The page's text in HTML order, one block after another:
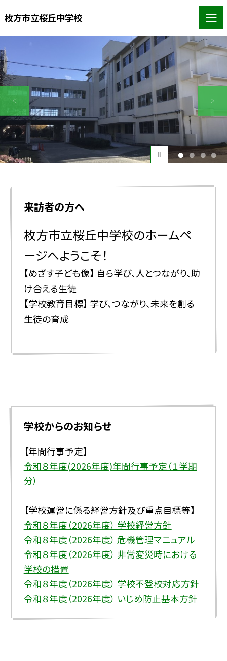
枚方市立桜丘中学校
1 2 3 4
来訪者の方へ
枚方市立桜丘中学校のホームペ
ージへようこそ！
【めざす子ども像】 自ら学び、人とつながり、助
け合える生徒
【学校教育目標】 学び、つながり、未来を創る
生徒の育成
学校からのお知らせ
【年間行事予定】
令和８年度(2026年度)年間行事予定（１学期
分）
【学校運営に係る経営方針及び重点目標等】
令和８年度（2026年度） 学校経営方針
令和８年度（2026年度） 危機管理マニュアル
令和８年度（2026年度） 非常変災時における
学校の措置
令和８年度（2026年度） 学校不登校対応方針
令和８年度（2026年度） いじめ防止基本方針